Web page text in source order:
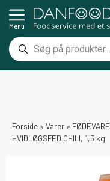
Menu
Forside » Varer » FØDEVARE
HVIDLØGSFED CHILI, 1,5 kg